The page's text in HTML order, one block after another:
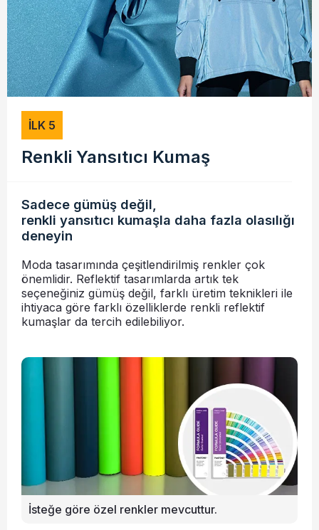
İLK 5
Renkli Yansıtıcı Kumaş
Sadece gümüş değil,
renkli yansıtıcı kumaşla daha fazla olasılığı
deneyin
Moda tasarımında çeşitlendirilmiş renkler çok
önemlidir. Reflektif tasarımlarda artık tek
seçeneğiniz gümüş değil, farklı üretim teknikleri ile
ihtiyaca göre farklı özelliklerde renkli reflektif
kumaşlar da tercih edilebiliyor.
İsteğe göre özel renkler mevcuttur.